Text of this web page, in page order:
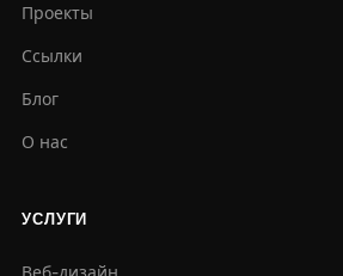
Проекты
Ссылки
Блог
О нас
УСЛУГИ
Веб-дизайн